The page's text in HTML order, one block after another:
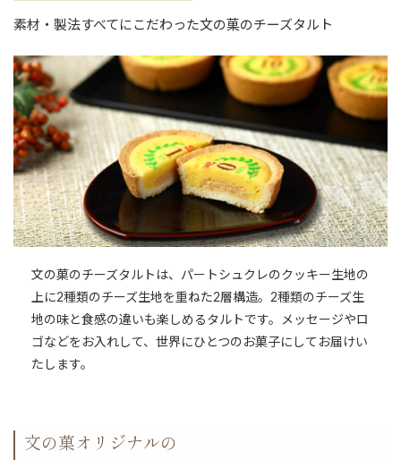
素材・製法すべてにこだわった文の菓のチーズタルト
文の菓のチーズタルトは、パートシュクレのクッキー生地の
上に2種類のチーズ生地を重ねた2層構造。2種類のチーズ生
地の味と食感の違いも楽しめるタルトです。メッセージやロ
ゴなどをお入れして、世界にひとつのお菓子にしてお届けい
たします。
文の菓オリジナルの